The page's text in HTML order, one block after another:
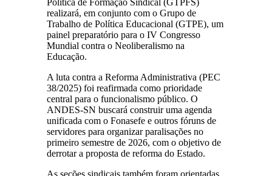
Política de Formação Sindical (GTPFS)
realizará, em conjunto com o Grupo de
Trabalho de Política Educacional (GTPE), um
painel preparatório para o IV Congresso
Mundial contra o Neoliberalismo na
Educação.
A luta contra a Reforma Administrativa (PEC
38/2025) foi reafirmada como prioridade
central para o funcionalismo público. O
ANDES-SN buscará construir uma agenda
unificada com o Fonasefe e outros fóruns de
servidores para organizar paralisações no
primeiro semestre de 2026, com o objetivo de
derrotar a proposta de reforma do Estado.
As seções sindicais também foram orientadas